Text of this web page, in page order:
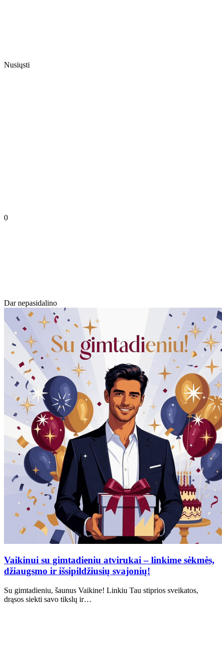
Nusiųsti
0
Dar nepasidalino
Vaikinui su gimtadieniu atvirukai – linkime sėkmės,
džiaugsmo ir išsipildžiusių svajonių!
Su gimtadieniu, šaunus Vaikine! Linkiu Tau stiprios sveikatos,
drąsos siekti savo tikslų ir…